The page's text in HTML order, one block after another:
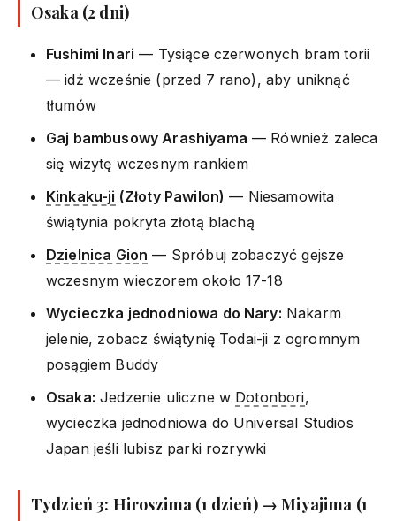
Osaka (2 dni)
Fushimi Inari — Tysiące czerwonych bram torii
— idź wcześnie (przed 7 rano), aby uniknąć
tłumów
Gaj bambusowy Arashiyama — Również zaleca
się wizytę wczesnym rankiem
Kinkaku-ji (Złoty Pawilon) — Niesamowita
świątynia pokryta złotą blachą
Dzielnica Gion — Spróbuj zobaczyć gejsze
wczesnym wieczorem około 17-18
Wycieczka jednodniowa do Nary: Nakarm
jelenie, zobacz świątynię Todai-ji z ogromnym
posągiem Buddy
Osaka: Jedzenie uliczne w Dotonbori,
wycieczka jednodniowa do Universal Studios
Japan jeśli lubisz parki rozrywki
Tydzień 3: Hiroszima (1 dzień) → Miyajima (1